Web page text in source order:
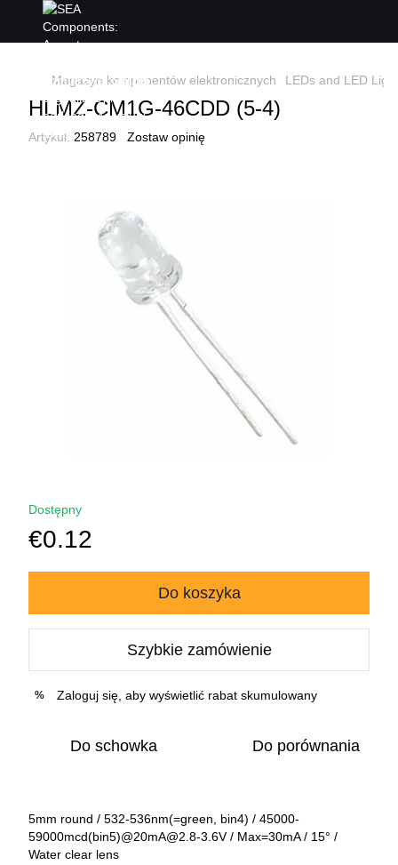
Magazyn komponentów elektronicznych LEDs and LED
HLMZ-CM1G-46CDD (5-4)
Artykuł: 258789 Zostaw opinię
Dostępny
€0.12
Do koszyka
Szybkie zamówienie
% Zaloguj się , aby wyświetlić rabat skumulowany
Do schowka Do porównania
5mm round / 532-536nm(=green, bin4) / 45000-
59000mcd(bin5)@20mA@2.8-3.6V / Max=30mA / 15° /
Water clear lens